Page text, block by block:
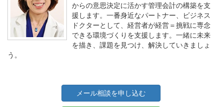
からの意思決定に活かす管理会計の構築を支
援します。一番身近なパートナー、ビジネス
ドクターとして、経営者が経営＝挑戦に専念
できる環境づくりを支援します。一緒に未来
を描き、課題を見つけ、解決していきましょ
う。
メール相談を申し込む